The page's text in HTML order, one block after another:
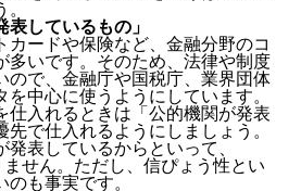
しているもの」
カードや保険など、金融分野のコ
多いです。そのため、法律や制度
ので、金融庁や国税庁、業界団体
中心に使うようにしています。
仕入れるときは「公的機関が発表
先で仕入れるようにしましょう。
発表しているからといって、
せん。ただし、信ぴょう性とい
のも事実です。